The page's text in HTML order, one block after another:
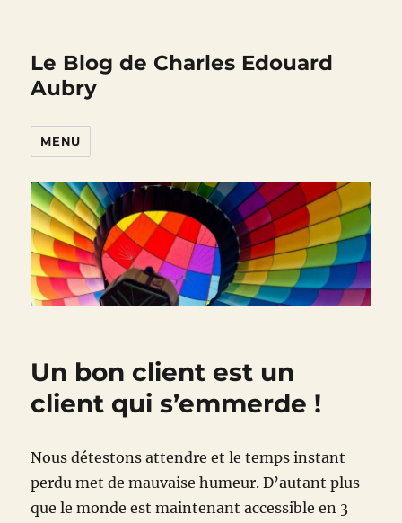
Le Blog de Charles Edouard
Aubry
MENU
Un bon client est un
client qui s’emmerde !
Nous détestons attendre et le temps instant
perdu met de mauvaise humeur. D’autant plus
que le monde est maintenant accessible en 3